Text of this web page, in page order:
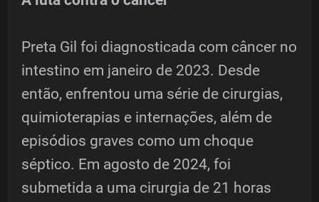
Preta Gil foi diagnosticada com câncer no
intestino em janeiro de 2023. Desde
então, enfrentou uma série de cirurgias,
quimioterapias e internações, além de
episódios graves como um choque
séptico. Em agosto de 2024, foi
submetida a uma cirurgia de 21 horas